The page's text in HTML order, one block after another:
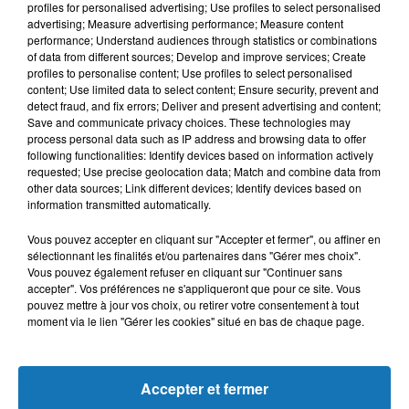
fractures dans notre société.
Ainsi, nous nous engageons à ne pas utiliser ni à laisser
utiliser l’islam ou le concept d’oumma (communauté des
croyants) dans une optique politique locale ou nationale ou
pour les besoins d’un agenda politique dicté par une
puissance étrangère qui nie la pluralité consubstantielle à
l’islam
Nous refusons que les lieux de culte servent à diffuser des
discours politiques ou importent des conflits qui ont lieu
culte sont réservés à la prière et à la transmission de valeurs.
Ils ne sont pas érigés pour la diffusion de discours
nationalistes défendant des régimes étrangers et soutenant
des politiques étrangères hostiles à la France, notre pays, et
l’islam à des fins politiques doit être rejeté avec force et sans
profiles for personalised advertising; Use profiles to select personalised
advertising; Measure advertising performance; Measure content
performance; Understand audiences through statistics or combinations
of data from different sources; Develop and improve services; Create
profiles to personalise content; Use profiles to select personalised
content; Use limited data to select content; Ensure security, prevent and
detect fraud, and fix errors; Deliver and present advertising and content;
Save and communicate privacy choices. These technologies may
process personal data such as IP address and browsing data to offer
following functionalities: Identify devices based on information actively
requested; Use precise geolocation data; Match and combine data from
other data sources; Link different devices; Identify devices based on
information transmitted automatically.
Vous pouvez accepter en cliquant sur "Accepter et fermer", ou affiner en
sélectionnant les finalités et/ou partenaires dans "Gérer mes choix".
Vous pouvez également refuser en cliquant sur "Continuer sans
accepter". Vos préférences ne s'appliqueront que pour ce site. Vous
pouvez mettre à jour vos choix, ou retirer votre consentement à tout
moment via le lien "Gérer les cookies" situé en bas de chaque page.
Accepter et fermer